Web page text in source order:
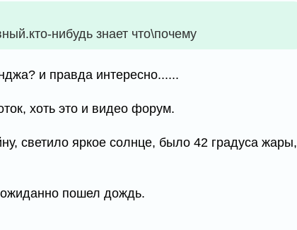
нибудь знает что\почему
и правда интересно......
хоть это и видео форум.
светило яркое солнце, было 42 градуса жары,
пошел дождь.